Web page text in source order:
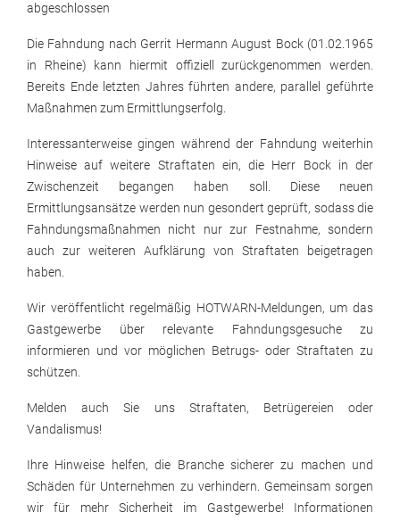
abgeschlossen
Die Fahndung nach Gerrit Hermann August Bock (01.02.1965
in Rheine) kann hiermit offiziell zurückgenommen werden.
Bereits Ende letzten Jahres führten andere, parallel geführte
Maßnahmen zum Ermittlungserfolg.
Interessanterweise gingen während der Fahndung weiterhin
Hinweise auf weitere Straftaten ein, die Herr Bock in der
Zwischenzeit begangen haben soll. Diese neuen
Ermittlungsansätze werden nun gesondert geprüft, sodass die
Fahndungsmaßnahmen nicht nur zur Festnahme, sondern
auch zur weiteren Aufklärung von Straftaten beigetragen
haben.
Wir veröffentlicht regelmäßig HOTWARN-Meldungen, um das
Gastgewerbe über relevante Fahndungsgesuche zu
informieren und vor möglichen Betrugs- oder Straftaten zu
schützen.
Melden auch Sie uns Straftaten, Betrügereien oder
Vandalismus!
Ihre Hinweise helfen, die Branche sicherer zu machen und
Schäden für Unternehmen zu verhindern. Gemeinsam sorgen
wir für mehr Sicherheit im Gastgewerbe! Informationen